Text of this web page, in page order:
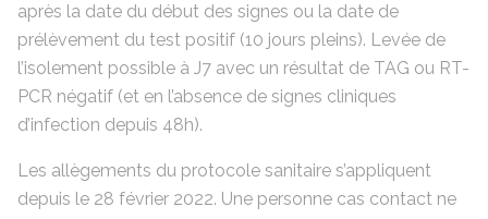
après la date du début des signes ou la date de
prélèvement du test positif (10 jours pleins). Levée de
l’isolement possible à J7 avec un résultat de TAG ou RT-
PCR négatif (et en l’absence de signes cliniques
d’infection depuis 48h).
Les allègements du protocole sanitaire s’appliquent
depuis le 28 février 2022. Une personne cas contact ne